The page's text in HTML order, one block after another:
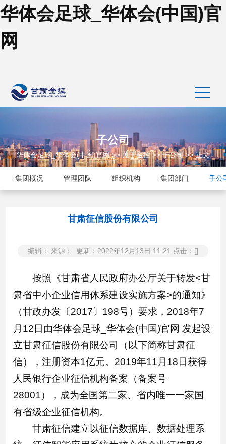
华体会足球_华体会(中国)官
网
子公司
华体会足球_华体会(中国)官网>>关于金控>>子公司>> 正文
集团概况 管理团队 组织机构 集团部门 子公
甘肃征信股份有限公司
编辑： 来源： 更新：2022年12月13日 11:21 点击：[]
按照《甘肃省人民政府办公厅关于转发<甘
肃省中小企业信用体系建设实施方案>的通知》
（甘政办发〔2017〕198号）要求，2018年7
月12日由华体会足球_华体会(中国)官网 发起设
立甘肃征信股份有限公司（以下简称甘肃征
信），注册资本1亿元。2019年11月18日获得
人民银行企业征信机构备案（备案号
28001），成为全国第二家、省内唯一一家国
有省级企业征信机构。
甘肃征信建立以征信数据库、数据处理系